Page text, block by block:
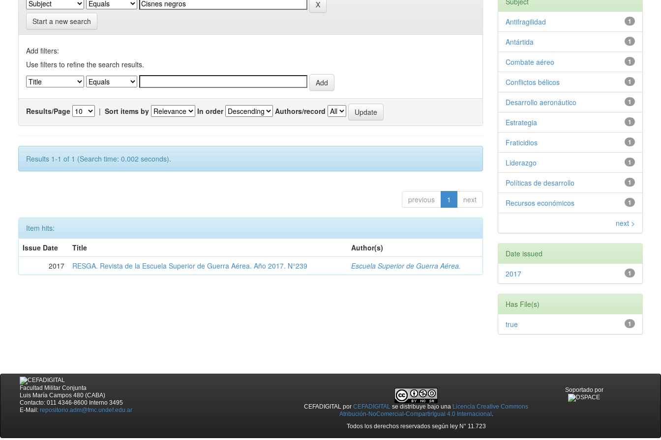
Start a new search
Add filters:
Use filters to refine the search results.
Results/Page | Sort items by In order Authors/record
Results 1-1 of 1 (Search time: 0.002 seconds).
previous 1 next
Item hits:
Issue Date
Title
Author(s)
2017
RESGA. Revista de la Escuela Superior de Guerra Aérea. Año 2017. N°239 Escuela Superior de Guerra Aérea.
1
Antifragilidad
1
Antártida
1
Combate aéreo
1
Conflictos bélicos
1
Desarrollo aeronáutico
1
Estrategia
1
Fraticidios
1
Liderazgo
1
Políticas de desarrollo
1
Recursos económicos
next >
Date issued
1
2017
Has File(s)
1
true
Facultad Militar Conjunta
Luis María Campos 480 (CABA)
Contacto: 011 4346-8600 Interno 3495
E-Mail: repositorio.adm@fmc.undef.edu.ar CEFADIGITAL porCEFADIGITAL se distribuye bajo una Licencia Creative Commons
Atribución-NoComercial-CompartirIgual 4.0 Internacional .
Todos los derechos reservados según ley N° 11.723
Soportado por